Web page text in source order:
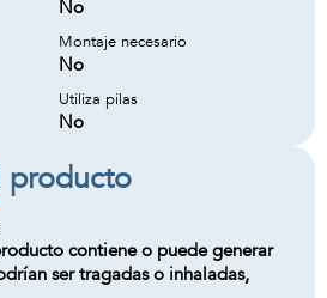
No
Montaje necesario
No
Utiliza pilas
No
producto
contiene o puede generar
ser tragadas o inhaladas,